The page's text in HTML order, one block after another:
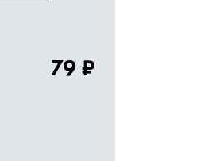
79 ₽